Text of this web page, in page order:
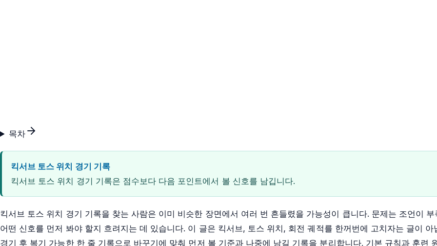
목차
킥서브 토스 위치 경기 기록
킥서브 토스 위치 경기 기록은 점수보다 다음 포인트에서 볼 신호를 남깁니다.
킥서브 토스 위치 경기 기록을 찾는 사람은 이미 비슷한 장면에서 여러 번 흔들렸을 가능성이 큽니다. 문제는 조언이
어떤 신호를 먼저 봐야 할지 흐려지는 데 있습니다. 이 글은 킥서브, 토스 위치, 회전 궤적를 한꺼번에 고치자는 글이
경기 후 복기 가능한 한 줄 기록으로 바꾸기에 맞춰 먼저 볼 기준과 나중에 남길 기록을 분리합니다. 기본 규칙과 훈련